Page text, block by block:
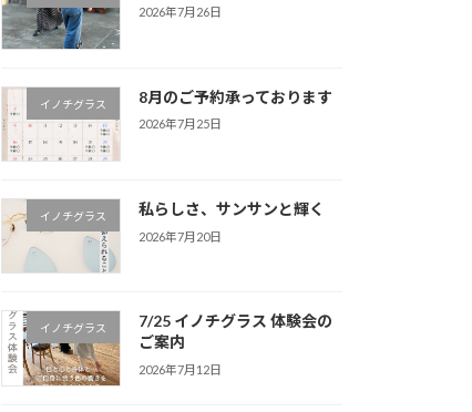
2026年7月26日
イノチグラス 8月のご予約承っております
2026年7月25日
イノチグラス 私らしさ、サンサンと輝く
2026年7月20日
イノチグラス
7/25 イノチグラス 体験会の
ご案内
2026年7月12日